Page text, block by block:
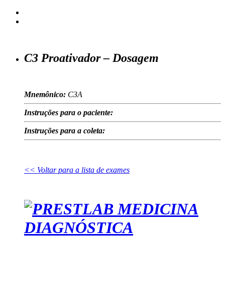
C3 Proativador – Dosagem
Mnemônico: C3A
Instruções para o paciente:
Instruções para a coleta:
<< Voltar para a lista de exames